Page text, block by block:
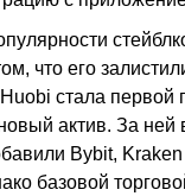
что его
стала первой
актив. За ней
Bybit,
базовой